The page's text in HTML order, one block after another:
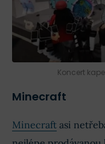
Koncert
Minecraft
Minecraft asi